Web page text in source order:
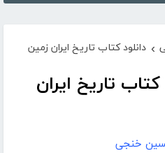
› دانلود کتاب تاریخ ایران زمین
دانلود رایگان PDF کتاب تاریخ ایران
خنجی